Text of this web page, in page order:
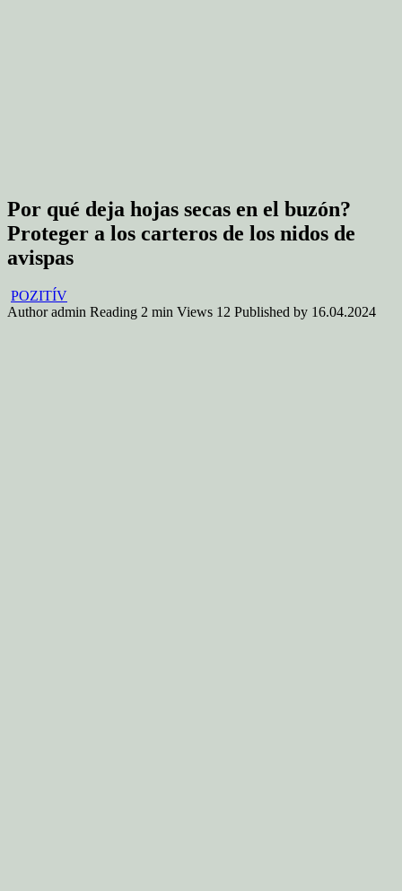
Por qué deja hojas secas en el buzón?
Proteger a los carteros de los nidos de
avispas
POZITÍV
Author admin Reading 2 min Views 12 Published by 16.04.2024